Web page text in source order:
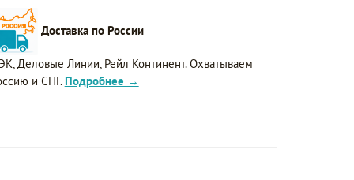
Доставка по России
Деловые Линии, Рейл Континент. Охватываем
и СНГ. Подробнее →